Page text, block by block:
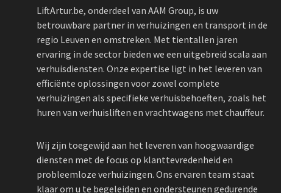
LiftArtur.be, onderdeel van AAM Group, is uw
betrouwbare partner in verhuizingen en transport in de
regio Leuven en omstreken. Met tientallen jaren
ervaring in de sector bieden we een uitgebreid scala aan
verhuisdiensten. Onze expertise ligt in het leveren van
efficiënte oplossingen voor zowel complete
verhuizingen als specifieke verhuisbehoeften, zoals het
huren van verhuisliften en vrachtwagens met chauffeur.
Wij zijn toegewijd aan het leveren van hoogwaardige
diensten met de focus op klanttevredenheid en
probleemloze verhuizingen. Ons ervaren team staat
klaar om u te begeleiden en ondersteunen gedurende